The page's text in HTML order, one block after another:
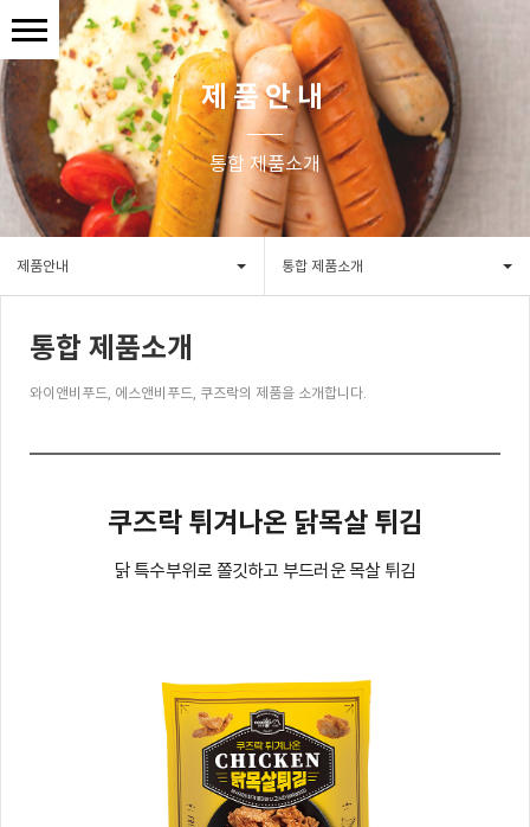
제품안내
통합 제품소개
제품안내 통합 제품소개
통합 제품소개
와이앤비푸드, 에스앤비푸드, 쿠즈락의 제품을 소개합니다.
쿠즈락 튀겨나온 닭목살 튀김
닭 특수부위로 쫄깃하고 부드러운 목살 튀김